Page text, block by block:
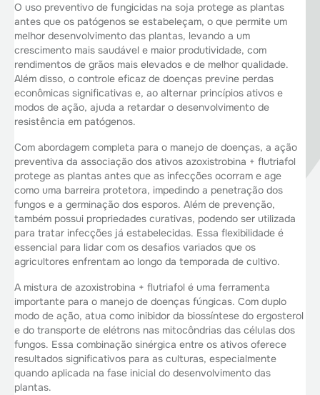
O uso preventivo de fungicidas na soja protege as plantas
antes que os patógenos se estabeleçam, o que permite um
melhor desenvolvimento das plantas, levando a um
crescimento mais saudável e maior produtividade, com
rendimentos de grãos mais elevados e de melhor qualidade.
Além disso, o controle eficaz de doenças previne perdas
econômicas significativas e, ao alternar princípios ativos e
modos de ação, ajuda a retardar o desenvolvimento de
resistência em patógenos.
Com abordagem completa para o manejo de doenças, a ação
preventiva da associação dos ativos azoxistrobina + flutriafol
protege as plantas antes que as infecções ocorram e age
como uma barreira protetora, impedindo a penetração dos
fungos e a germinação dos esporos. Além de prevenção,
também possui propriedades curativas, podendo ser utilizada
para tratar infecções já estabelecidas. Essa flexibilidade é
essencial para lidar com os desafios variados que os
agricultores enfrentam ao longo da temporada de cultivo.
A mistura de azoxistrobina + flutriafol é uma ferramenta
importante para o manejo de doenças fúngicas. Com duplo
modo de ação, atua como inibidor da biossíntese do ergosterol
e do transporte de elétrons nas mitocôndrias das células dos
fungos. Essa combinação sinérgica entre os ativos oferece
resultados significativos para as culturas, especialmente
quando aplicada na fase inicial do desenvolvimento das
plantas.